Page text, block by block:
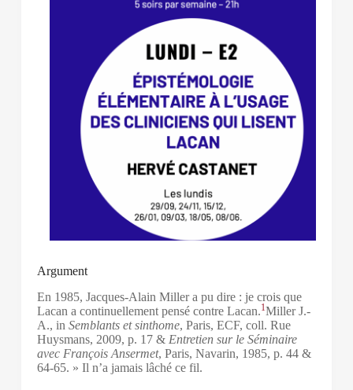
Argument
En 1985, Jacques-Alain Miller a pu dire : je crois que
Lacan a continuellement pensé contre Lacan.1Miller J.-
A., in Semblants et sinthome, Paris, ECF, coll. Rue
Huysmans, 2009, p. 17 & Entretien sur le Séminaire
avec François Ansermet, Paris, Navarin, 1985, p. 44 &
64-65. » Il n’a jamais lâché ce fil.